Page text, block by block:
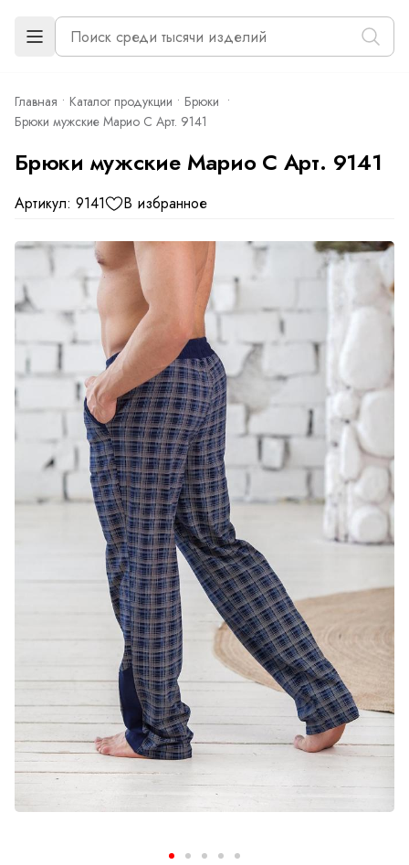
Главная Каталог продукции
Брюки
Брюки мужские Марио С Арт. 9141
Брюки мужские Марио С Арт. 9141
Артикул: 9141 В избранное